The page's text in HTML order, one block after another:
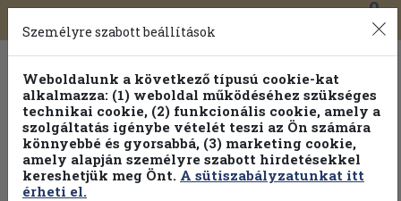
Toggle
navigation
0
Személyre szabott beállítások
Weboldalunk a következő típusú cookie-kat
alkalmazza: (1) weboldal működéséhez szükséges
technikai cookie, (2) funkcionális cookie, amely a
szolgáltatás igénybe vételét teszi az Ön számára
könnyebbé és gyorsabbá, (3) marketing cookie,
amely alapján személyre szabott hirdetésekkel
kereshetjük meg Önt. A sütiszabályzatunkat itt
érheti el.